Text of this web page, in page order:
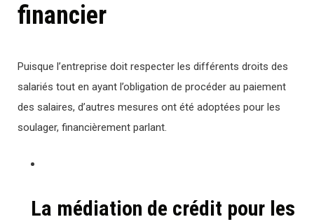
financier
Puisque l’entreprise doit respecter les différents droits des
salariés tout en ayant l’obligation de procéder au paiement
des salaires, d’autres mesures ont été adoptées pour les
soulager, financièrement parlant.
La médiation de crédit pour les